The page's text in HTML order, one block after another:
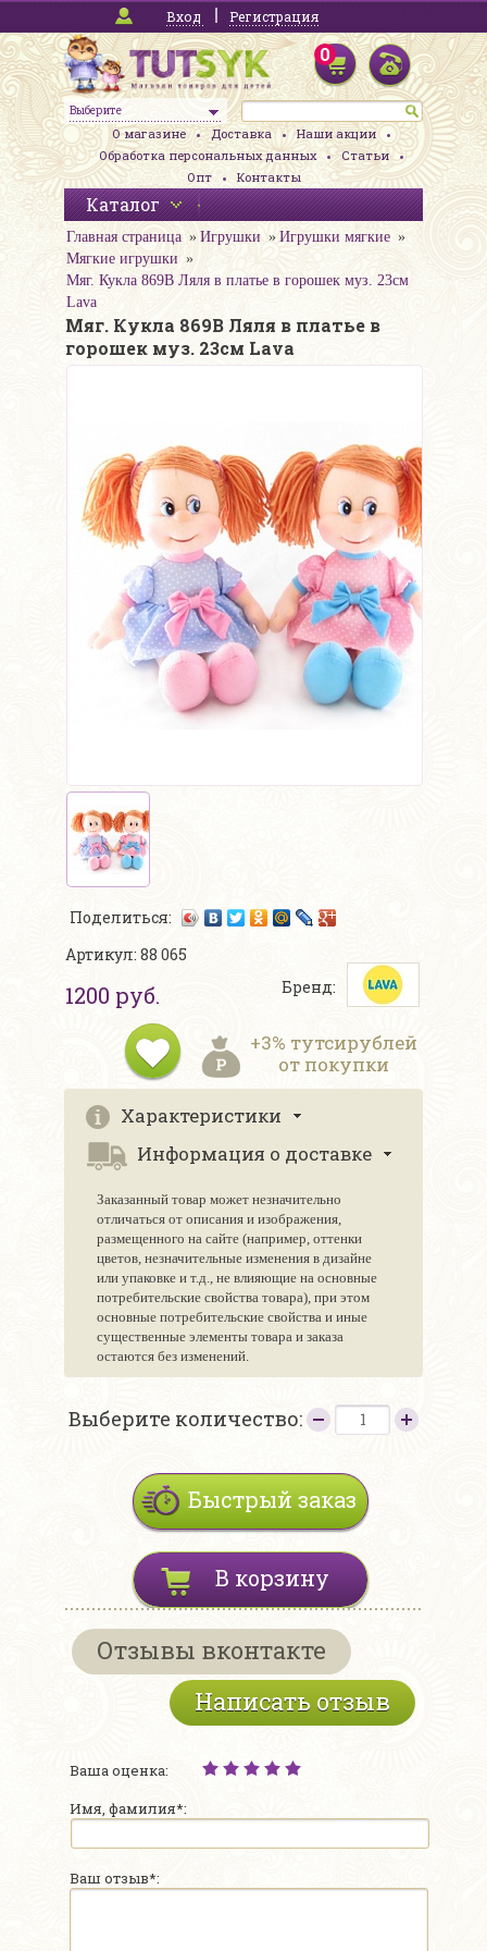
Вход Регистрация
Выберите
0
О магазине Доставка
Наши акции
Обработка персональных данных
Статьи
Опт
Контакты
Каталог
Главная страница Игрушки
Игрушки мягкие
Мягкие игрушки
Мяг. Кукла 869В Ляля в платье в горошек муз. 23см
Lava
Мяг. Кукла 869В Ляля в платье в
горошек муз. 23см Lava
Поделиться:
Артикул: 88 065
1200 руб. Бренд:
+3% тутсирублей
от покупки
Характеристики
Информация о доставке
Заказанный товар может незначительно
отличаться от описания и изображения,
размещенного на сайте (например, оттенки
цветов, незначительные изменения в дизайне
или упаковке и т.д., не влияющие на основные
потребительские свойства товара), при этом
основные потребительские свойства и иные
существенные элементы товара и заказа
остаются без изменений.
Выберите количество:
Быстрый заказ
В корзину
Отзывы вконтакте
Написать отзыв
Ваша оценка:
Имя, фамилия*:
Ваш отзыв*: